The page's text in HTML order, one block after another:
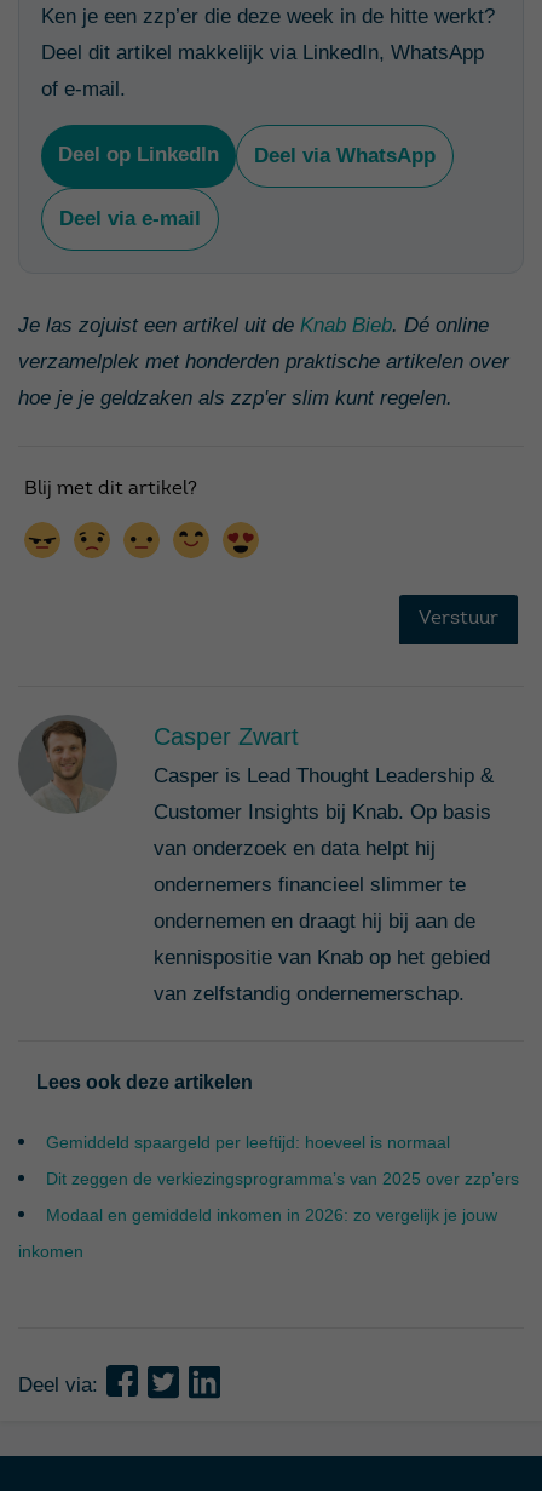
Ken je een zzp’er die deze week in de hitte werkt?
Deel dit artikel makkelijk via LinkedIn, WhatsApp
of e-mail.
Deel op LinkedIn Deel via WhatsApp
Deel via e-mail
Je las zojuist een artikel uit de Knab Bieb. Dé online
verzamelplek met honderden praktische artikelen over
hoe je je geldzaken als zzp'er slim kunt regelen.
Casper Zwart
Casper is Lead Thought Leadership &
Customer Insights bij Knab. Op basis
van onderzoek en data helpt hij
ondernemers financieel slimmer te
ondernemen en draagt hij bij aan de
kennispositie van Knab op het gebied
van zelfstandig ondernemerschap.
Lees ook deze artikelen
Gemiddeld spaargeld per leeftijd: hoeveel is normaal
Dit zeggen de verkiezingsprogramma’s van 2025 over zzp’ers
Modaal en gemiddeld inkomen in 2026: zo vergelijk je jouw
inkomen
Deel via: